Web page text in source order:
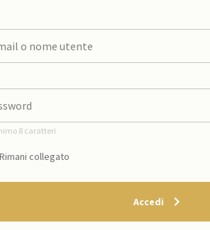
8 caratteri
collegato
Accedi